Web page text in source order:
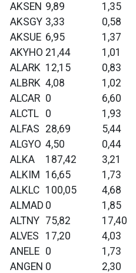
AKSEN 9,89 1,35
AKSGY 3,33 0,58
AKSUE 6,95 1,37
AKYHO 21,44 1,01
ALARK 12,15 0,83
ALBRK 4,08 1,02
ALCAR 0 6,60
ALCTL 0 1,93
ALFAS 28,69 5,44
ALGYO 4,50 0,44
ALKA
187,42 3,21
ALKIM
16,65 1,73
ALKLC 100,05 4,68
ALMAD 0 1,85
ALTNY 75,82 17,40
ALVES
17,20 4,03
ANELE 0 1,73
ANGEN 0 2,30